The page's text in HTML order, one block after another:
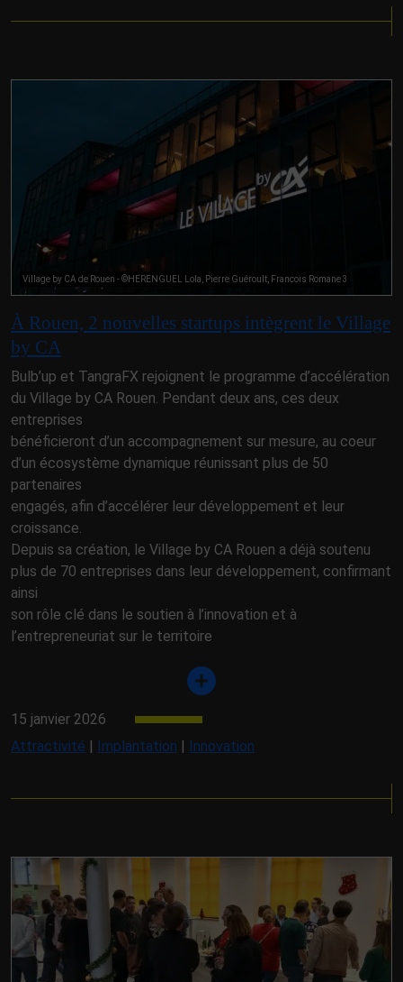
Village by CA de Rouen - ©HERENGUEL Lola, Pierre Guéroult, Francois Romane 3
À Rouen, 2 nouvelles startups intègrent le Village
by CA
Bulb’up et TangraFX rejoignent le programme d’accélération
du Village by CA Rouen. Pendant deux ans, ces deux
entreprises
bénéficieront d’un accompagnement sur mesure, au coeur
d’un écosystème dynamique réunissant plus de 50
partenaires
engagés, afin d’accélérer leur développement et leur
croissance.
Depuis sa création, le Village by CA Rouen a déjà soutenu
plus de 70 entreprises dans leur développement, confirmant
ainsi
son rôle clé dans le soutien à l’innovation et à
l’entrepreneuriat sur le territoire
15 janvier 2026
Attractivité | Implantation | Innovation